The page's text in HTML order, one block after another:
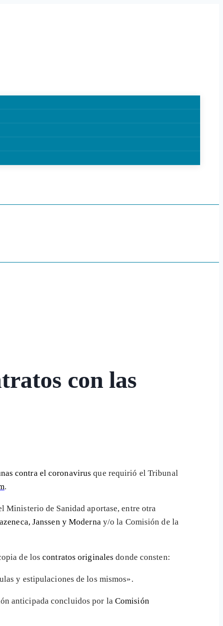
con las
contra el coronavirus que requirió el Tribunal
.
Ministerio de Sanidad aportase, entre otra
Janssen y Moderna y/o la Comisión de la
de loscontratos originales donde consten:
y estipulaciones de los mismos».
anticipada concluidos por la Comisión